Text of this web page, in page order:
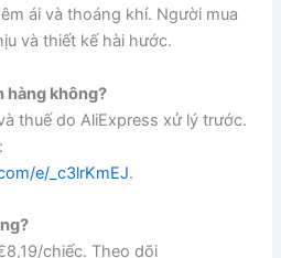
ái và thoáng khí. Người mua
và thiết kế hài hước.
hàng không?
thuế do AliExpress xử lý trước.
e/_c3lrKmEJ.
chiếc. Theo dõi